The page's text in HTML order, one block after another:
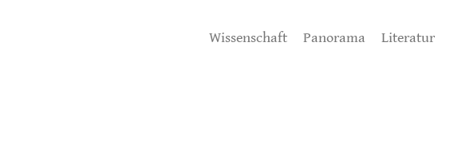
Wissenschaft Panorama Literatur